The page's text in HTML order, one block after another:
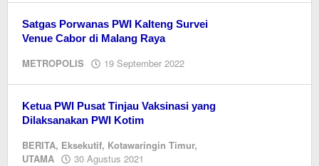
Satgas Porwanas PWI Kalteng Survei
Venue Cabor di Malang Raya
METROPOLIS 19 September 2022
Ketua PWI Pusat Tinjau Vaksinasi yang
Dilaksanakan PWI Kotim
BERITA, Eksekutif, Kotawaringin Timur,
UTAMA
30 Agustus 2021